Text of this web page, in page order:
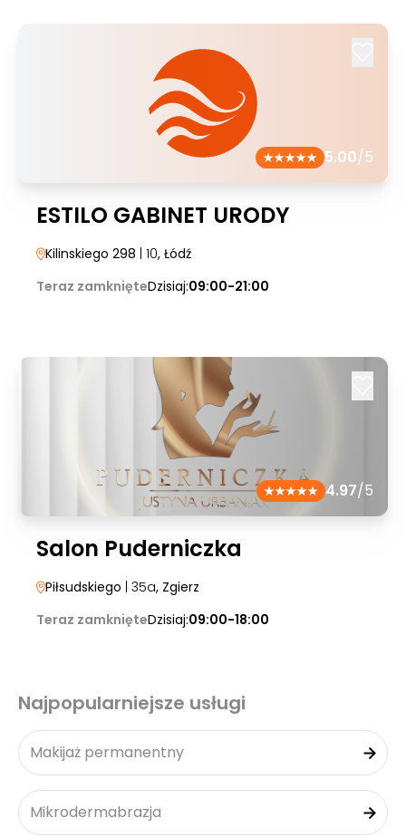
5.00/5
ESTILO GABINET URODY
Kilinskiego 298 | 10, Łódź
Teraz zamknięteDzisiaj:09:00-21:00
4.97/5
Salon Puderniczka
Piłsudskiego | 35a, Zgierz
Teraz zamknięteDzisiaj:09:00-18:00
Najpopularniejsze usługi
Makijaż permanentny
Mikrodermabrazja